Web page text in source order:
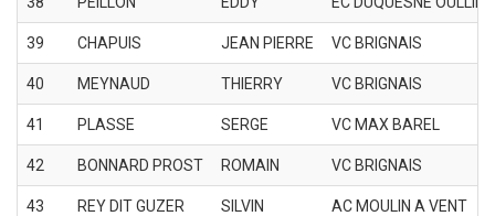
39 CHAPUIS JEAN PIERRE VC BRIGNAIS
40 MEYNAUD THIERRY VC BRIGNAIS
41 PLASSE SERGE VC MAX BAREL
42 BONNARD PROST ROMAIN VC BRIGNAIS
43 REY DIT GUZER SILVIN AC MOULIN A VENT